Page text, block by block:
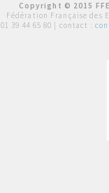
Copyright © 2015
Fédération Française des
01 39 44 65 80 | contact :